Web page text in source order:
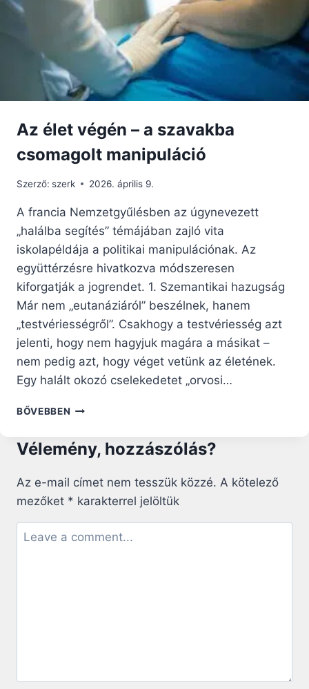
Az élet végén – a szavakba
csomagolt manipuláció
Szerző: szerk 2026. április 9.
A francia Nemzetgyűlésben az úgynevezett
„halálba segítés” témájában zajló vita
iskolapéldája a politikai manipulációnak. Az
együttérzésre hivatkozva módszeresen
kiforgatják a jogrendet. 1. Szemantikai hazugság
Már nem „eutanáziáról” beszélnek, hanem
„testvériességről”. Csakhogy a testvériesség azt
jelenti, hogy nem hagyjuk magára a másikat –
nem pedig azt, hogy véget vetünk az életének.
Egy halált okozó cselekedetet „orvosi…
BŐVEBBEN AZ
–
SZAVAKBA
CSOMAGOLT
MANIPULÁCIÓ
Vélemény, hozzászólás?
Az e-mail címet nem tesszük közzé. A kötelező
mezőket * karakterrel jelöltük